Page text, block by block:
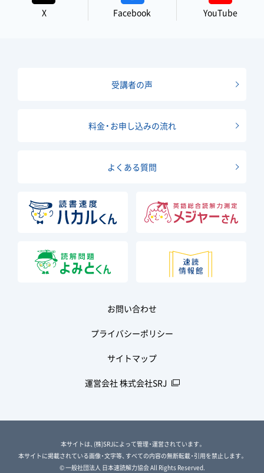
X Facebook YouTube
受講者の声
料金・お申し込みの流れ
よくある質問
お問い合わせ
プライバシーポリシー
サイトマップ
運営会社 株式会社SRJ
本サイトは、(株)SRJによって管理・運営されています。
本サイトに掲載されている画像・文字等、すべての内容の無断転載・引用を禁止します。
© 一般社団法人 日本速読解力協会 All Rights Reserved.